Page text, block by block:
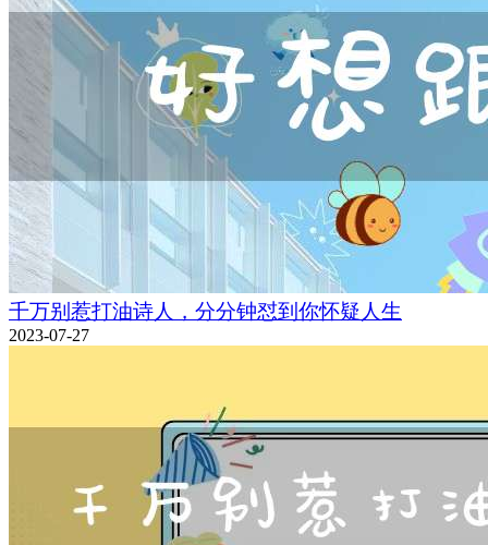
千万别惹打油诗人，分分钟怼到你怀疑人生
2023-07-27